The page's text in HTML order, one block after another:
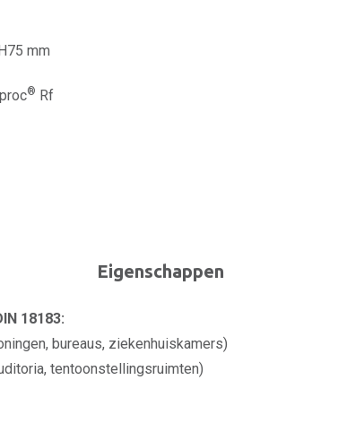
mm
® Rf
Eigenschappen
18183:
bureaus, ziekenhuiskamers)
tentoonstellingsruimten)